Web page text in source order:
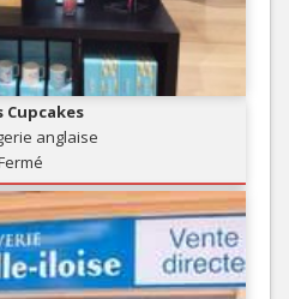
Cupcakes
anglaise